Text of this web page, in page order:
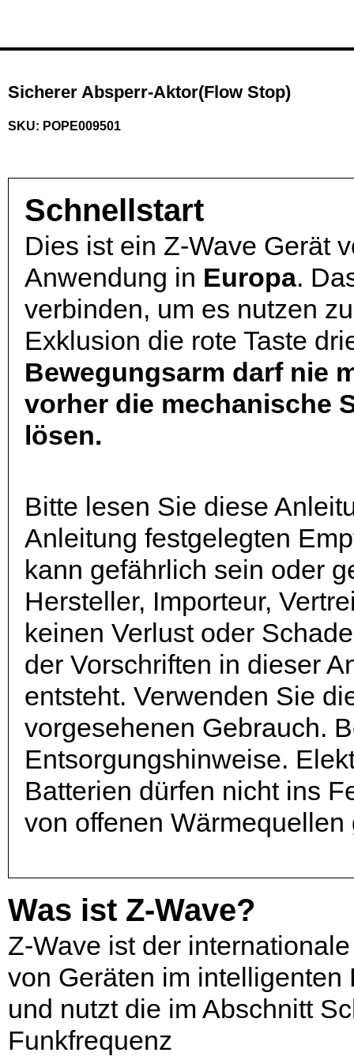
Sicherer Absperr-Aktor(Flow Stop)
SKU: POPE009501
Schnellstart
Dies ist ein Z-Wave Gerät
Anwendung in Europa.
verbinden, um es nutzen
Exklusion die rote Taste
Bewegungsarm darf nie
vorher die mechanische
lösen.
Bitte lesen Sie diese
Anleitung festgelegten
kann gefährlich sein oder
Hersteller, Importeur,
keinen Verlust oder
der Vorschriften in dieser
entsteht. Verwenden Sie
vorgesehenen Gebrauch.
Entsorgungshinweise.
Batterien dürfen nicht ins
von offenen
Was ist Z-Wave?
Z-Wave ist der
von Geräten im
und nutzt die im Abschnitt
Funkfrequenz